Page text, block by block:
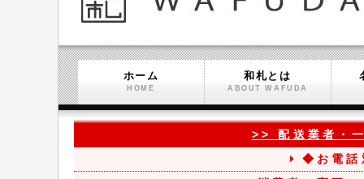
ホーム
HOME
和札とは
ABOUT WAFUDA
>> 配送業者・
◆お電話